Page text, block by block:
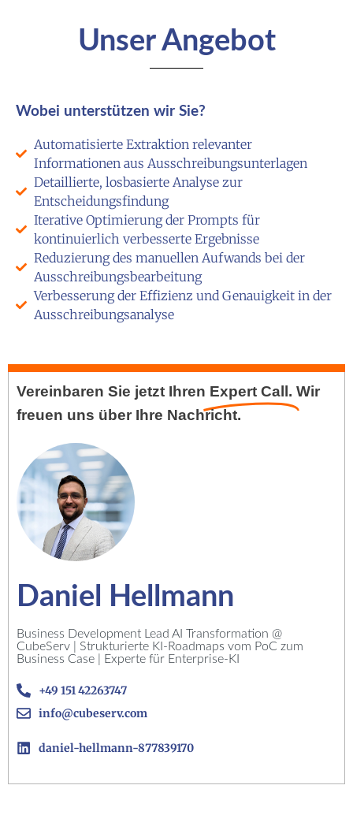
Unser Angebot
Wobei unterstützen wir Sie?
Automatisierte Extraktion relevanter
Informationen aus Ausschreibungsunterlagen
Detaillierte, losbasierte Analyse zur
Entscheidungsfindung
Iterative Optimierung der Prompts für
kontinuierlich verbesserte Ergebnisse
Reduzierung des manuellen Aufwands bei der
Ausschreibungsbearbeitung
Verbesserung der Effizienz und Genauigkeit in der
Ausschreibungsanalyse
Vereinbaren Sie jetzt Ihren Expert Call. Wir
freuen uns über Ihre Nachricht.
Daniel Hellmann
Business Development Lead AI Transformation @
CubeServ | Strukturierte KI-Roadmaps vom PoC zum
Business Case | Experte für Enterprise-KI
+49 151 42263747
info@cubeserv.com
daniel-hellmann-877839170